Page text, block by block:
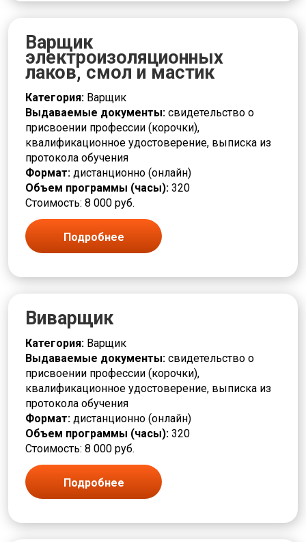
Варщик
электроизоляционных
лаков, смол и мастик
Категория: Варщик
Выдаваемые документы: свидетельство о
присвоении профессии (корочки),
квалификационное удостоверение, выписка из
протокола обучения
Формат: дистанционно (онлайн)
Объем программы (часы): 320
Стоимость: 8 000 руб.
Подробнее
Виварщик
Категория: Варщик
Выдаваемые документы: свидетельство о
присвоении профессии (корочки),
квалификационное удостоверение, выписка из
протокола обучения
Формат: дистанционно (онлайн)
Объем программы (часы): 320
Стоимость: 8 000 руб.
Подробнее